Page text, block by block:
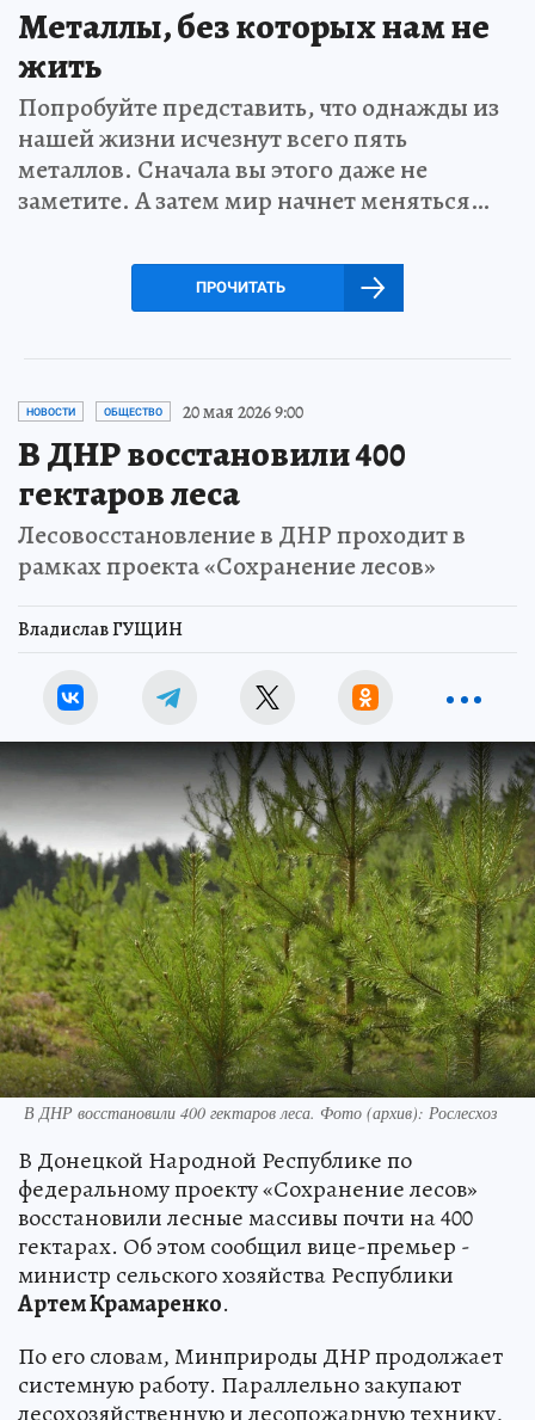
Металлы, без которых нам не
жить
Попробуйте представить, что однажды из
нашей жизни исчезнут всего пять
металлов. Сначала вы этого даже не
заметите. А затем мир начнет меняться…
ПРОЧИТАТЬ
НОВОСТИ ОБЩЕСТВО 20 мая 2026 9:00
В ДНР восстановили 400
гектаров леса
Лесовосстановление в ДНР проходит в
рамках проекта «Сохранение лесов»
Владислав ГУЩИН
В ДНР восстановили 400 гектаров леса. Фото (архив): Рослесхоз
В Донецкой Народной Республике по
федеральному проекту «Сохранение лесов»
восстановили лесные массивы почти на 400
гектарах. Об этом сообщил вице-премьер -
министр сельского хозяйства Республики
Артем Крамаренко.
По его словам, Минприроды ДНР продолжает
системную работу. Параллельно закупают